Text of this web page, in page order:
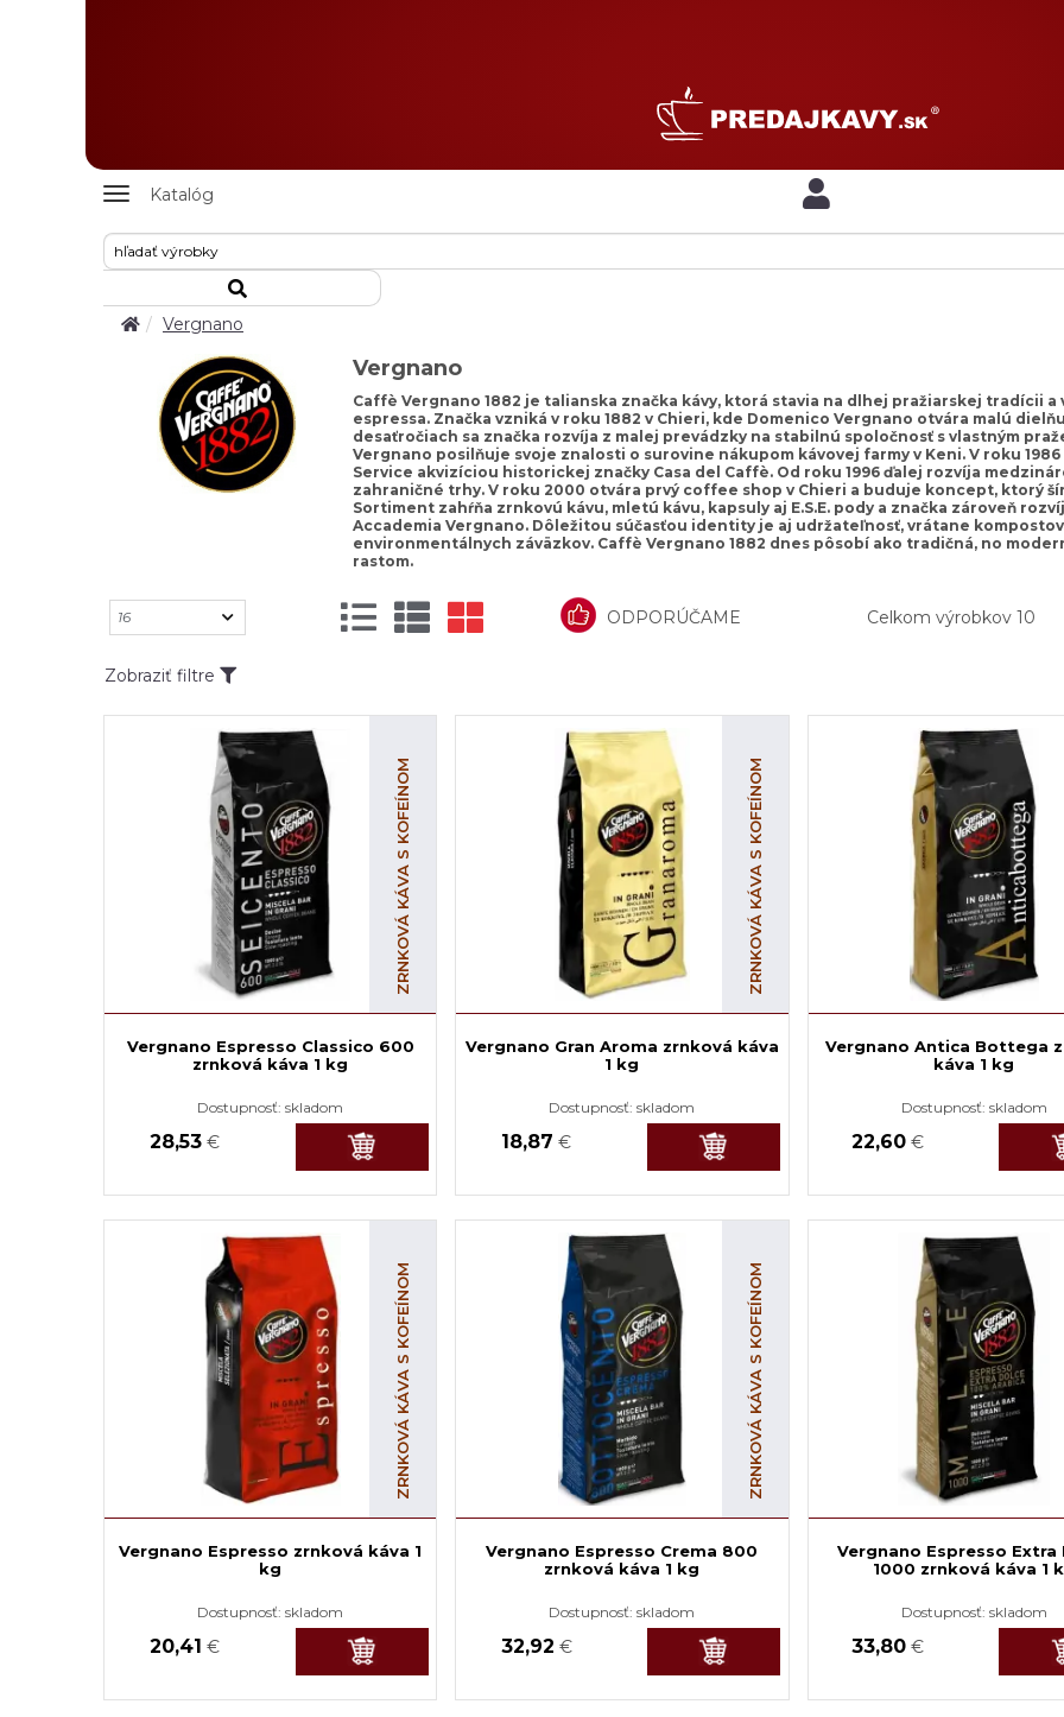
Zobrazit
Katalóg
Vergnano
Vergnano
Caffè Vergnano 1882 je talianska značka kávy, ktorá stavia na dlhej pražiarskej
espressa. Značka vzniká v roku 1882 v Chieri, kde Domenico Vergnano otvára malú
desaťročiach sa značka rozvíja z malej prevádzky na stabilnú spoločnosť s vlastným
Vergnano posilňuje svoje znalosti o surovine nákupom kávovej farmy v Keni. V roku
Service akvizíciou historickej značky Casa del Caffè. Od roku 1996 ďalej rozvíja
zahraničné trhy. V roku 2000 otvára prvý coffee shop v Chieri a buduje koncept, ktorý
Sortiment zahŕňa zrnkovú kávu, mletú kávu, kapsuly aj E.S.E. pody a značka zároveň
Accademia Vergnano. Dôležitou súčasťou identity je aj udržateľnosť, vrátane
environmentálnych záväzkov. Caffè Vergnano 1882 dnes pôsobí ako tradičná, no
rastom.
ODPORÚČAME Celkom výrobkov 10
Zobraziť filtre
ZRNKOVÁ KÁVA S KOFEÍNOM
Vergnano Espresso Classico 600
zrnková káva 1 kg
Dostupnosť:skladom
28,53 €
ZRNKOVÁ KÁVA S KOFEÍNOM
Vergnano Gran Aroma zrnková káva
1 kg
Dostupnosť:skladom
18,87 €
Vergnano Antica Bottega
káva 1 kg
Dostupnosť: skladom
22,60 €
ZRNKOVÁ KÁVA S KOFEÍNOM
Vergnano Espresso zrnková káva 1
kg
Dostupnosť:skladom
20,41 €
ZRNKOVÁ KÁVA S KOFEÍNOM
Vergnano Espresso Crema 800
zrnková káva 1 kg
Dostupnosť:skladom
32,92 €
Vergnano Espresso Extra
1000 zrnková káva 1
Dostupnosť: skladom
33,80 €